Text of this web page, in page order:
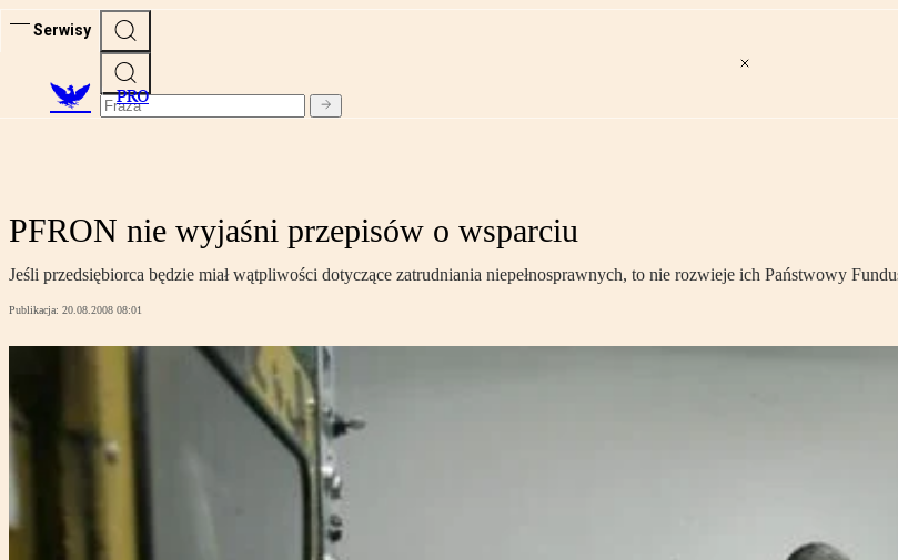
Serwisy
PRO
PFRON nie wyjaśni przepisów o wsparciu
Jeśli przedsiębiorca będzie miał wątpliwości dotyczące zatrudniania niepełnosprawnych, to nie rozwieje ich Państwowy
Publikacja: 20.08.2008 08:01